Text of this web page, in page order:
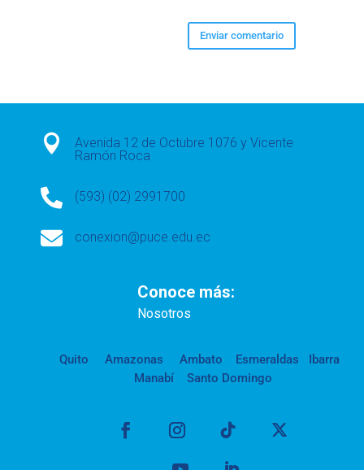

Avenida 12 de Octubre 1076 y Vicente
Ramón Roca
 (593) (02) 2991700
 conexion@puce.edu.ec
Conoce más:
Nosotros
Quito Amazonas Ambato Esmeraldas
Ibarra
Manabí
Santo Domingo